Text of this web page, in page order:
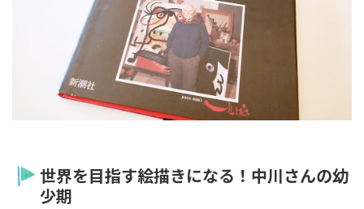
世界を目指す絵描きになる！中川さんの幼
少期